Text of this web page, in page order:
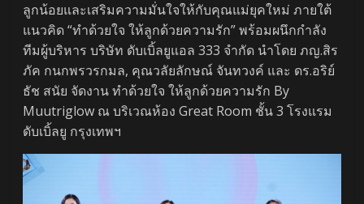
ลูกน้อยและเสริมความมั่นใจให้กับคุณแม่ยุคใหม่ ภายใต้
แนวคิด “ทำด้วยใจ ให้ลูกด้วยความรัก” พร้อมผนึกกำลัง
ทีมผู้บริหาร บริษัท ดับเบิ้ลยูแอล 333 จำกัด นำโดย ภญ.สิร
ภัค กนกพรวรกมล, คุณวลัยลักษณ์ จันทวงค์ และ ดร.อริย์
ธัช สนัย จัดงาน ทำด้วยใจ ให้ลูกด้วยความรัก By
Muutriglow ณ บริเวณห้อง Great Room ชั้น 3 โรงแรม
ดับเบิ้ลยู กรุงเทพฯ